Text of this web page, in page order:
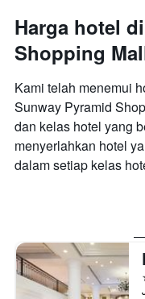
Harga hotel
Shopping
Kami telah menemui
Sunway Pyramid
dan kelas hotel yang
menyerlahkan hotel
dalam setiap kelas